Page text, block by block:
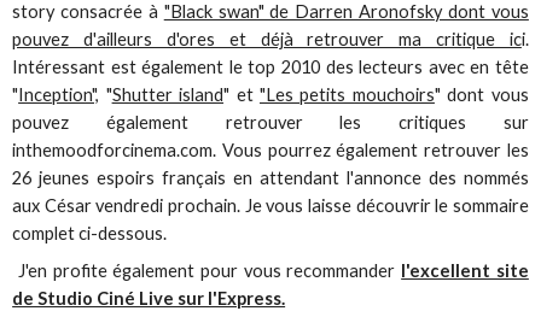
story consacrée à "Black swan" de Darren Aronofsky dont vous
pouvez d'ailleurs d'ores et déjà retrouver ma critique ici.
Intéressant est également le top 2010 des lecteurs avec en tête
"Inception", "Shutter island" et "Les petits mouchoirs" dont vous
pouvez également retrouver les critiques sur
inthemoodforcinema.com. Vous pourrez également retrouver les
26 jeunes espoirs français en attendant l'annonce des nommés
aux César vendredi prochain. Je vous laisse découvrir le sommaire
complet ci-dessous.
J'en profite également pour vous recommander l'excellent site
de Studio Ciné Live sur l'Express.